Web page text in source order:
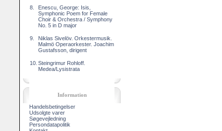
8.
Enescu, George: Isis,
Symphonic Poem for Female
Choir & Orchestra / Symphony
No. 5 in D major
9.
Niklas Sivelöv. Orkestermusik.
Malmö Operaorkester. Joachim
Gustafsson, dirigent
10. Steingrimur Rohloff.
Medea/Lysistrata
Information
Handelsbetingelser
Udsolgte varer
Søgevejledning
Persondatapolitik